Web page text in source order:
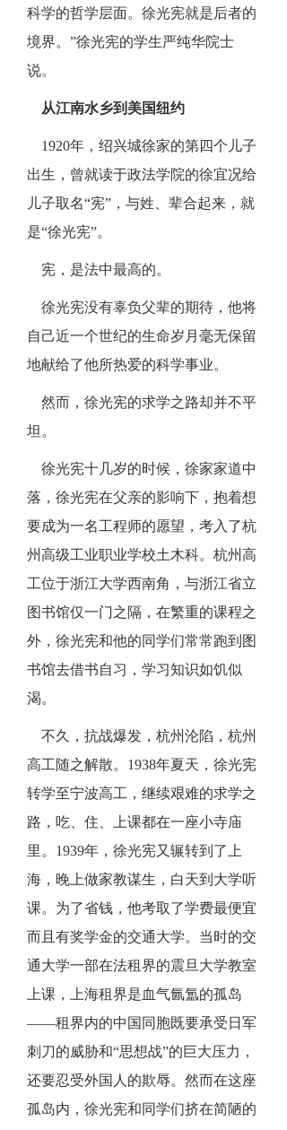
科学的哲学层面。徐光宪就是后者的
境界。”徐光宪的学生严纯华院士
说。
从江南水乡到美国纽约
1920年，绍兴城徐家的第四个儿子
出生，曾就读于政法学院的徐宜况给
儿子取名“宪”，与姓、辈合起来，就
是“徐光宪”。
宪，是法中最高的。
徐光宪没有辜负父辈的期待，他将
自己近一个世纪的生命岁月毫无保留
地献给了他所热爱的科学事业。
然而，徐光宪的求学之路却并不平
坦。
徐光宪十几岁的时候，徐家家道中
落，徐光宪在父亲的影响下，抱着想
要成为一名工程师的愿望，考入了杭
州高级工业职业学校土木科。杭州高
工位于浙江大学西南角，与浙江省立
图书馆仅一门之隔，在繁重的课程之
外，徐光宪和他的同学们常常跑到图
书馆去借书自习，学习知识如饥似
渴。
不久，抗战爆发，杭州沦陷，杭州
高工随之解散。1938年夏天，徐光宪
转学至宁波高工，继续艰难的求学之
路，吃、住、上课都在一座小寺庙
里。1939年，徐光宪又辗转到了上
海，晚上做家教谋生，白天到大学听
课。为了省钱，他考取了学费最便宜
而且有奖学金的交通大学。当时的交
通大学一部在法租界的震旦大学教室
上课，上海租界是血气氤氲的孤岛
——租界内的中国同胞既要承受日军
刺刀的威胁和“思想战”的巨大压力，
还要忍受外国人的欺辱。然而在这座
孤岛内，徐光宪和同学们挤在简陋的